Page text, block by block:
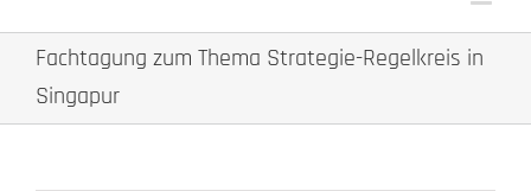
Fachtagung zum Thema Strategie-Regelkreis in
Singapur